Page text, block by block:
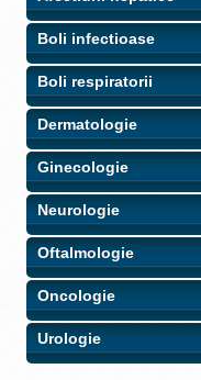
Boli infectioase
Boli respiratorii
Dermatologie
Ginecologie
Neurologie
Oftalmologie
Oncologie
Urologie